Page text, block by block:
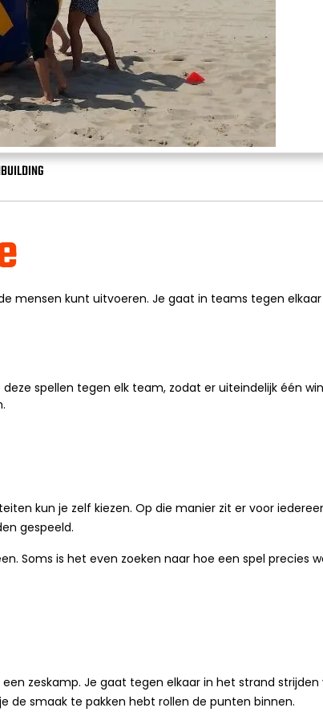
mensen kunt uitvoeren. Je gaat in teams tegen
spellen tegen elk team, zodat er uiteindelijk één
kun je zelf kiezen. Op die manier zit er voor
gespeeld.
Soms is het even zoeken naar hoe een spel
zeskamp. Je gaat tegen elkaar in het strand
de smaak te pakken hebt rollen de punten binnen.